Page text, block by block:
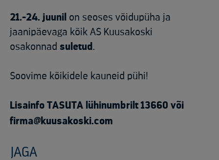
21.-24. juunil on seoses võidupüha ja
jaanipäevaga kõik AS Kuusakoski
osakonnad suletud .
Soovime kõikidele kauneid pühi!
Lisainfo TASUTA lühinumbrilt 13660 või
firma@kuusakoski.com
JAGA